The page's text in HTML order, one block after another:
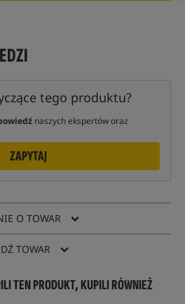
tego produktu?
naszych ekspertów oraz
ZAPYTAJ
O TOWAR
TOWAR
TEN PRODUKT, KUPILI RÓWNIEŻ